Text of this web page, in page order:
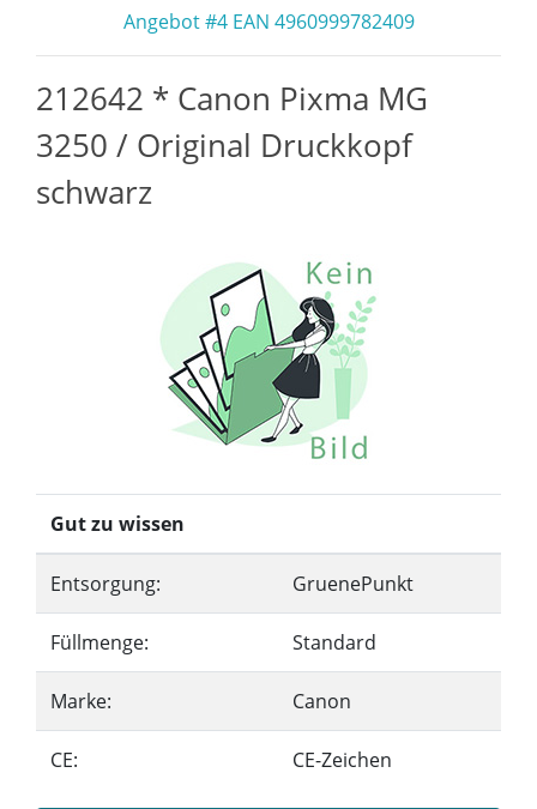
Angebot #4 EAN 4960999782409
212642 * Canon Pixma MG
3250 / Original Druckkopf
schwarz
Gut zu wissen
Entsorgung: GruenePunkt
Füllmenge: Standard
Marke: Canon
CE: CE-Zeichen